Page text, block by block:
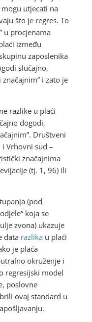
utjecati na
što je regres. To
u procjenama
između
zaposlenika
slučajno,
i zato je
razlike u plaći
dogodi,
Društveni
Vrhovni sud –
značajnima
(tj. 1, 96) ili
(pod
koja se
zvona) ukazuje
data razlika u plaći
je plaća
okruženje i
regresijski model
poslovne
ovaj standard u